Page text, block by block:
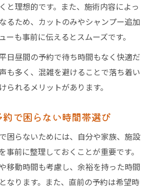
と理想的です。また、施術内容によっ
るため、カットのみやシャンプー追加
ーも事前に伝えるとスムーズです。
日昼間の予約で待ち時間もなく快適だ
も多く、混雑を避けることで落ち着い
られるメリットがあります。
で困らない時間帯選び
困らないためには、自分や家族、施設
事前に整理しておくことが重要です。
移動時間も考慮し、余裕を持った時間
なります。また、直前の予約は希望時